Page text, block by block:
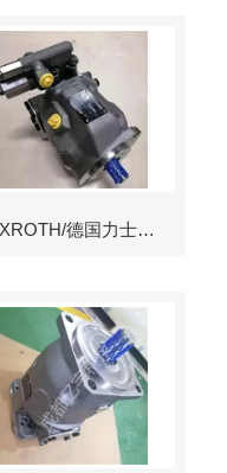
REXROTH/德国力士乐叶片泵